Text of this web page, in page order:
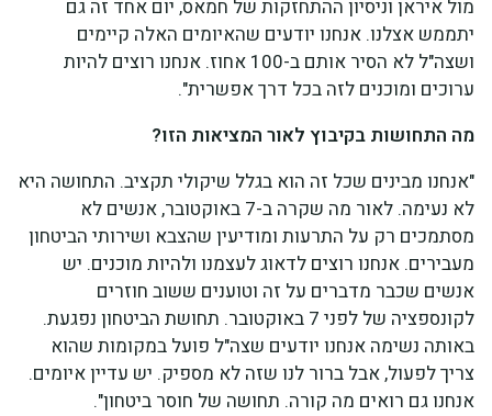
מול איראן וניסיון ההתחזקות של חמאס, יום אחד זה גם
יתממש אצלנו. אנחנו יודעים שהאיומים האלה קיימים
ושצה"ל לא הסיר אותם ב-100 אחוז. אנחנו רוצים להיות
ערוכים ומוכנים לזה בכל דרך אפשרית".
מה התחושות בקיבוץ לאור המציאות הזו?
"אנחנו מבינים שכל זה הוא בגלל שיקולי תקציב. התחושה היא
לא נעימה. לאור מה שקרה ב-7 באוקטובר, אנשים לא
מסתמכים רק על התרעות ומודיעין שהצבא ושירותי הביטחון
מעבירים. אנחנו רוצים לדאוג לעצמנו ולהיות מוכנים. יש
אנשים שכבר מדברים על זה וטוענים ששוב חוזרים
לקונספציה של לפני 7 באוקטובר. תחושת הביטחון נפגעת.
באותה נשימה אנחנו יודעים שצה"ל פועל במקומות שהוא
צריך לפעול, אבל ברור לנו שזה לא מספיק. יש עדיין איומים.
אנחנו גם רואים מה קורה. תחושה של חוסר ביטחון".